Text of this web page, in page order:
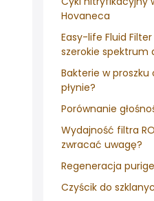
Hovaneca
Easy-life Fluid
szerokie spektrum
Bakterie w proszku
płynie?
Porównanie
Wydajność filtra
zwracać uwagę?
Regeneracja
Czyścik do